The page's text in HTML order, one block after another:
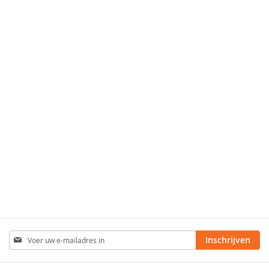
Abonneer
u
op
Inschrijven